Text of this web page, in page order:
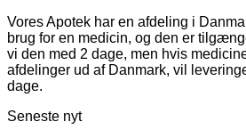
Vores Apotek har en afdeling i
brug for en medicin, og den er
vi den med 2 dage, men hvis
afdelinger ud af Danmark, vil
dage.
Seneste nyt